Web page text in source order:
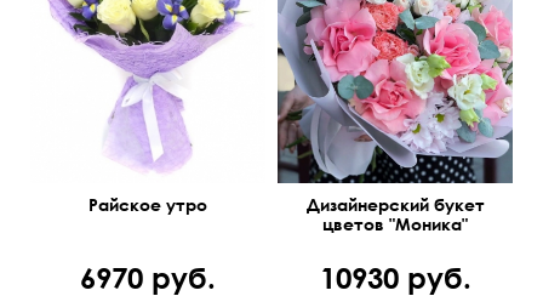
Роза Vendella, ирис Blue
magic, сизаль
50 см
40 см
Райское утро
6970 руб.
Вывернутые розы,
лизиантусы (эустома),
гвоздика
Дизайнерский букет
цветов "Моника"
10930 руб.